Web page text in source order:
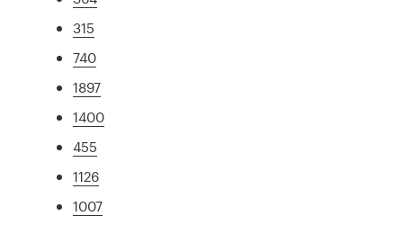
315
740
1897
1400
455
1126
1007